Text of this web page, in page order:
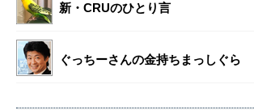
新・CRUのひとり言
ぐっちーさんの金持ちまっしぐら